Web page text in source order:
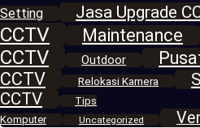
Setting
Jasa Upgrade
CCTV
Maintenance
CCTV
Outdoor
CCTV
Relokasi Kamera
CCTV
Tips
Komputer
Uncategorized